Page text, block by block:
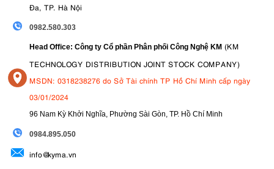
Đa, TP. Hà Nội
0982.580.303
Head Office: Công ty Cổ phần Phân phối Công Nghệ KM (KM
TECHNOLOGY DISTRIBUTION JOINT STOCK COMPANY)
MSDN: 0318238276 do Sở Tài chính TP Hồ Chí Minh cấp ngày
03/01/2024
96 Nam Kỳ Khởi Nghĩa, Phường Sài Gòn, TP. Hồ Chí Minh
0984.895.050
info@kyma.vn